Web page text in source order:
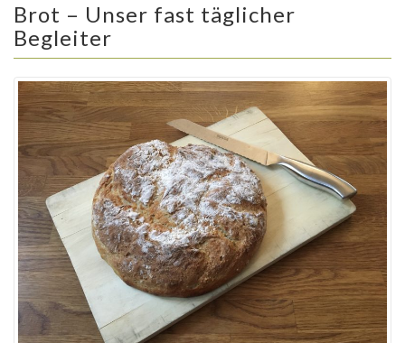
Brot – Unser fast täglicher
Begleiter